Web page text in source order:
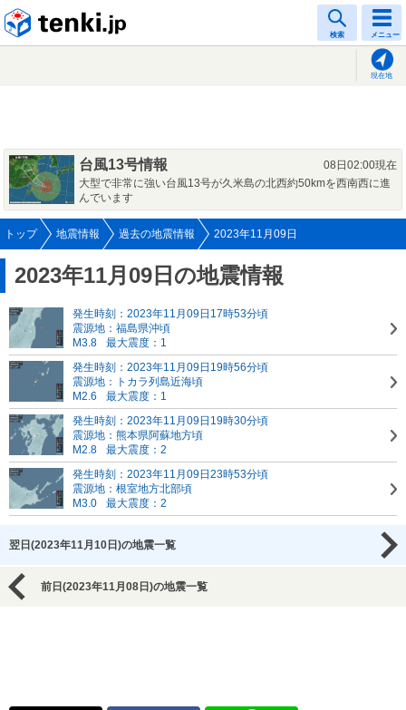
検索 メニュー
現在地
台風13号情報
08日02:00現在
大型で非常に強い台風13号が久米島の北西約50kmを西南西に進
んでいます
トップ 地震情報 過去の地震情報 2023年11月09日
2023年11月09日の地震情報
発生時刻：2023年11月09日17時53分頃
震源地：福島県沖頃
M3.8
最大震度：1
発生時刻：2023年11月09日19時56分頃
震源地：トカラ列島近海頃
M2.6
最大震度：1
発生時刻：2023年11月09日19時30分頃
震源地：熊本県阿蘇地方頃
M2.8
最大震度：2
発生時刻：2023年11月09日23時53分頃
震源地：根室地方北部頃
M3.0
最大震度：2
翌日(2023年11月10日)の地震一覧
前日(2023年11月08日)の地震一覧